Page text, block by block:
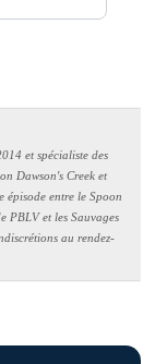
et spécialiste des
Dawson's Creek et
épisode entre le Spoon
PBLV et les Sauvages
au rendez-